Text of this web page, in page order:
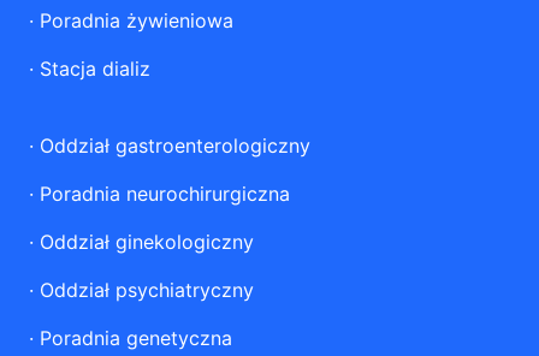
· Poradnia żywieniowa
· Stacja dializ
· Oddział gastroenterologiczny
· Poradnia neurochirurgiczna
· Oddział ginekologiczny
· Oddział psychiatryczny
· Poradnia genetyczna